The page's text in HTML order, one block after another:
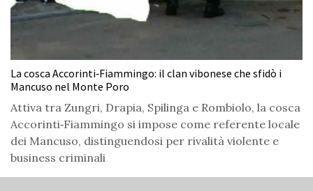
La cosca Accorinti‑Fiammingo: il clan vibonese che sfidò i
Mancuso nel Monte Poro
Attiva tra Zungri, Drapia, Spilinga e Rombiolo, la cosca
Accorinti‑Fiammingo si impose come referente locale
dei Mancuso, distinguendosi per rivalità violente e
business criminali